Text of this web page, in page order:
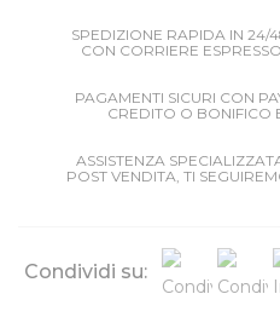
SPEDIZIONE RAPIDA IN 24/
CON CORRIERE
PAGAMENTI SICURI CON
CREDITO O BONIFICO
ASSISTENZA
POST VENDITA, TI
Condividi su: